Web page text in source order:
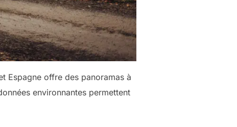
Espagne offre des panoramas à
environnantes permettent